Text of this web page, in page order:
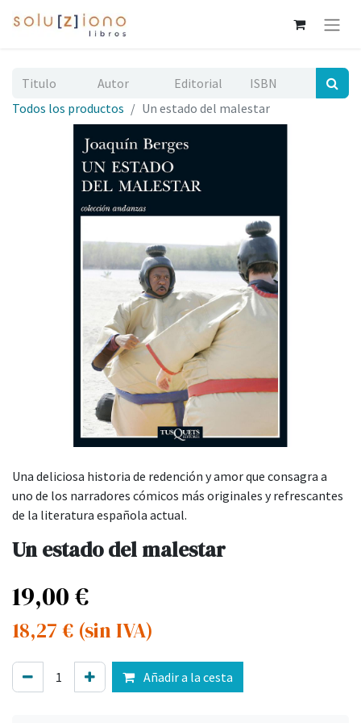
Todos los productos Un estado del malestar
Una deliciosa historia de redención y amor que consagra a
uno de los narradores cómicos más originales y refrescantes
de la literatura española actual.
Un estado del malestar
19,00€
18,27 € (sin IVA)
Añadir a la cesta